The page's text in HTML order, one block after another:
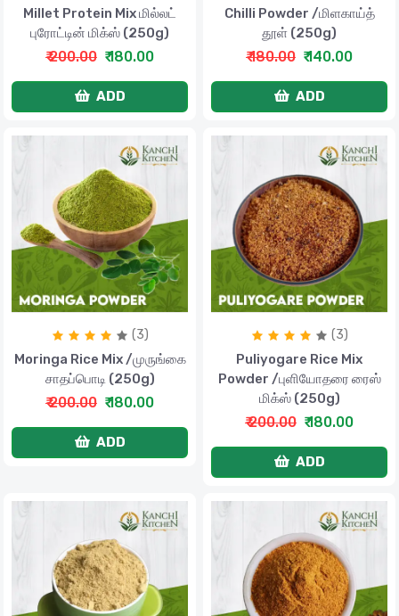
Millet Protein Mix மில்லட்
புரோட்டின் மிக்ஸ் (250g)
₹ 200.00 ₹ 180.00
ADD
Chilli Powder /மிளகாய்த்
தூள் (250g)
₹ 180.00 ₹ 140.00
ADD
(3)
Moringa Rice Mix /முருங்கை
சாதப்பொடி (250g)
₹ 200.00 ₹ 180.00
ADD
(3)
Puliyogare Rice Mix
Powder /புளியோதரை ரைஸ்
மிக்ஸ் (250g)
₹ 200.00 ₹ 180.00
ADD